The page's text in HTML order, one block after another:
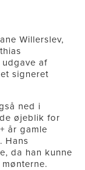
Willerslev,
af
signeret
ned i
øjeblik for
år gamle
Hans
da han kunne